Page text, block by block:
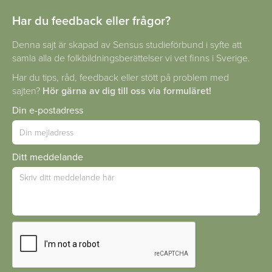
Har du feedback eller frågor?
Denna sajt är skapad av Sensus studieförbund i syfte att
samla alla de folkbildningsberättelser vi vet finns i Sverige.
Har du tips, råd, feedback eller stött på problem med
sajten? Hör gärna av dig till oss via formuläret!
Din e-postadress
Ditt meddelande